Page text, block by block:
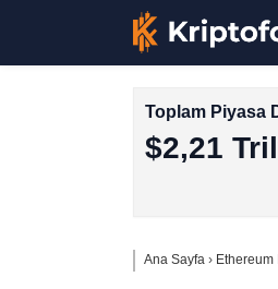
Toplam Piyasa
$2,21
Ana Sayfa ›